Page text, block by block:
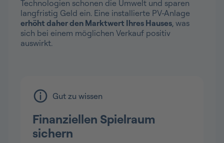
Technologien schonen die Umwelt und sparen
langfristig Geld ein. Eine installierte PV-Anlage
erhöht daher den Marktwert Ihres Hauses, was
sich bei einem möglichen Verkauf positiv
auswirkt.
Gut zu wissen
Finanziellen Spielraum
sichern